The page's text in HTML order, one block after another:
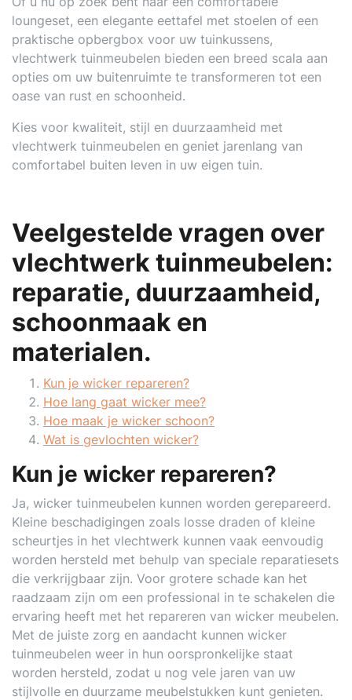
loungeset, een elegante eettafel met stoelen of een
praktische opbergbox voor uw tuinkussens,
vlechtwerk tuinmeubelen bieden een breed scala aan
opties om uw buitenruimte te transformeren tot een
oase van rust en schoonheid.
Kies voor kwaliteit, stijl en duurzaamheid met
vlechtwerk tuinmeubelen en geniet jarenlang van
comfortabel buiten leven in uw eigen tuin.
Veelgestelde vragen over
vlechtwerk tuinmeubelen:
reparatie, duurzaamheid,
schoonmaak en
materialen.
Kun je wicker repareren?
Hoe lang gaat wicker mee?
Hoe maak je wicker schoon?
Wat is gevlochten wicker?
Kun je wicker repareren?
Ja, wicker tuinmeubelen kunnen worden gerepareerd.
Kleine beschadigingen zoals losse draden of kleine
scheurtjes in het vlechtwerk kunnen vaak eenvoudig
worden hersteld met behulp van speciale reparatiesets
die verkrijgbaar zijn. Voor grotere schade kan het
raadzaam zijn om een professional in te schakelen die
ervaring heeft met het repareren van wicker meubelen.
Met de juiste zorg en aandacht kunnen wicker
tuinmeubelen weer in hun oorspronkelijke staat
worden hersteld, zodat u nog vele jaren van uw
stijlvolle en duurzame meubelstukken kunt genieten.